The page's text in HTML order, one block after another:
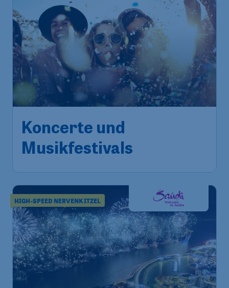
Koncerte und
Musikfestivals
HIGH-SPEED NERVENKITZEL